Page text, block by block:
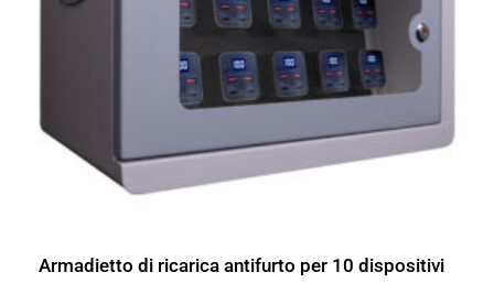
Armadietto di ricarica antifurto per 10 dispositivi